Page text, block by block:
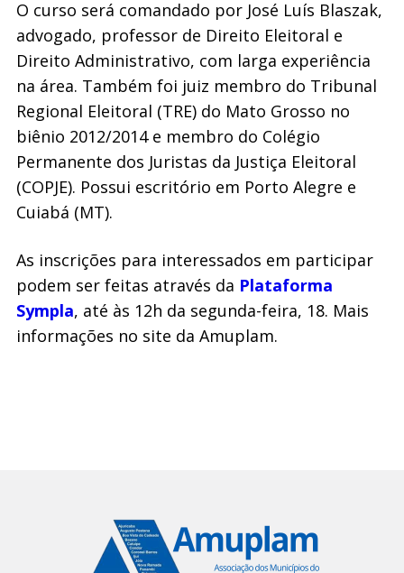
O curso será comandado por José Luís Blaszak,
advogado, professor de Direito Eleitoral e
Direito Administrativo, com larga experiência
na área. Também foi juiz membro do Tribunal
Regional Eleitoral (TRE) do Mato Grosso no
biênio 2012/2014 e membro do Colégio
Permanente dos Juristas da Justiça Eleitoral
(COPJE). Possui escritório em Porto Alegre e
Cuiabá (MT).
As inscrições para interessados em participar
podem ser feitas através da Plataforma
Sympla, até às 12h da segunda-feira, 18. Mais
informações no site da Amuplam.